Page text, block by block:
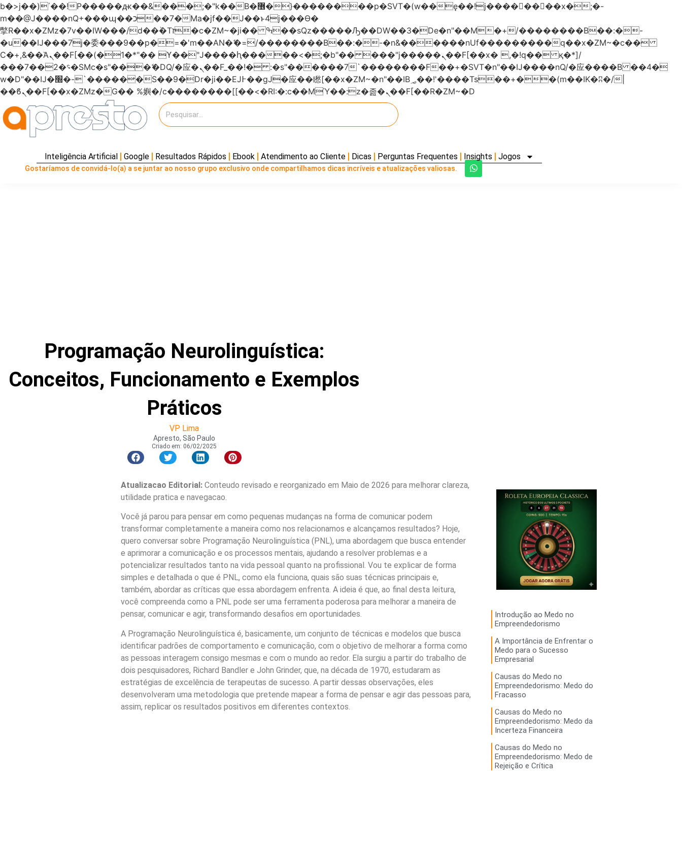
b�>j��)΄��!P�����ԫ��&���;�"k��B�޶�}��������p�SVT�(w��ę��!j��������x�;�-
m��@J����nQ+���պ��כ��7�Ma�jf��J��ͱ4j���Ѳ�
撆R��x�ZMz�7v��IW���/d��ٞ�Тז�c�ZM~�ji�� ߒ��sQz�����Ԡ��DW��3�De�n"��M�+/��������B��:�-
�u��IJ���7j�委���9��p�=�'m��AN�ޭ�=/��������B��:�-�n&������nUf���������q��x�ZM~�c��
Ϲ�+,&��Ὰܢ��F[��(�1�*"�� ϒ��"J����ԧ�����<�;�b"�� ���"j�����ܢ��F[��x� ,�!q�� қ�*]/
���؝�2��7�SMc�s"���ޭ�DQ/�应�ܢ��F_��!� :�s"������7`��������F��+�SVT�n"��IJ����nQ/�应����B ��4�
w�D"��IJ�׭�-`������S��9�Dr�ji��EJ߅��gJ�应��矁[��x�ZM~�n"��IB؃��!'����Тѕ��+��(m��IK�ʭ�/|
��ϐܢ��F[��x�ZMz�G�� %嬩�/c��������[[��<�RI:�:c��MΎ��:z�졾�ܢ��F[��R�ZM~�D
Inteligência Artificial Google Resultados Rápidos Ebook Atendimento ao Cliente Dicas Perguntas Frequentes Insights Jogos
Gostaríamos de convidá-lo(a) a se juntar ao nosso grupo exclusivo onde compartilhamos dicas incríveis e atualizações valiosas.
Programação Neurolinguística:
Conceitos, Funcionamento e Exemplos
Práticos
VP Lima
Apresto, São Paulo
Criado em: 06/02/2025
Atualizacao Editorial:Conteudo revisado e reorganizado em Maio de 2026 para melhorar clareza,
utilidade pratica e navegacao.
Você já parou para pensar em como pequenas mudanças na forma de comunicar podem
transformar completamente a maneira como nos relacionamos e alcançamos resultados? Hoje,
quero conversar sobre Programação Neurolinguística (PNL), uma abordagem que busca entender
e aprimorar a comunicação e os processos mentais, ajudando a resolver problemas e a
potencializar resultados tanto na vida pessoal quanto na profissional. Vou te explicar de forma
simples e detalhada o que é PNL, como ela funciona, quais são suas técnicas principais e,
também, abordar as críticas que essa abordagem enfrenta. A ideia é que, ao final desta leitura,
você compreenda como a PNL pode ser uma ferramenta poderosa para melhorar a maneira de
pensar, comunicar e agir, transformando desafios em oportunidades.
A Programação Neurolinguística é, basicamente, um conjunto de técnicas e modelos que busca
identificar padrões de comportamento e comunicação, com o objetivo de melhorar a forma como
as pessoas interagem consigo mesmas e com o mundo ao redor. Ela surgiu a partir do trabalho de
dois pesquisadores, Richard Bandler e John Grinder, que, na década de 1970, estudaram as
estratégias de excelência de terapeutas de sucesso. A partir dessas observações, eles
desenvolveram uma metodologia que pretende mapear a forma de pensar e agir das pessoas para,
assim, replicar os resultados positivos em diferentes contextos.
Introdução ao Medo no
Empreendedorismo
A Importância de Enfrentar o
Medo para o Sucesso
Empresarial
Causas do Medo no
Empreendedorismo: Medo do
Fracasso
Causas do Medo no
Empreendedorismo: Medo da
Incerteza Financeira
Causas do Medo no
Empreendedorismo: Medo de
Rejeição e Crítica